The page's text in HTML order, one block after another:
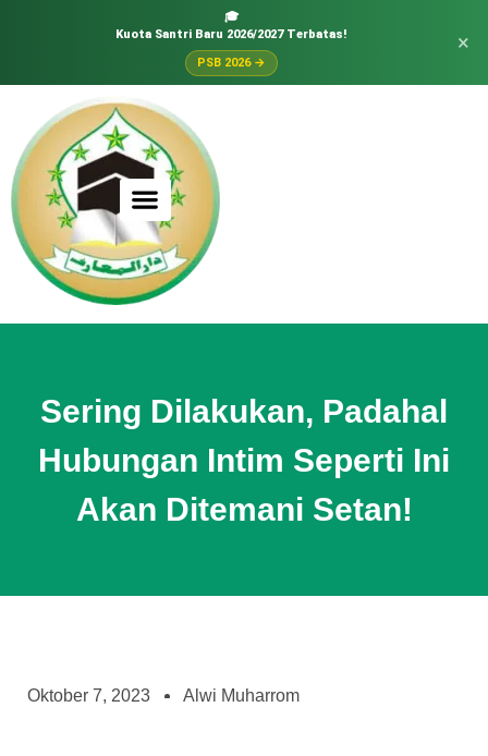
🎓
Kuota Santri Baru 2026/2027 Terbatas!
PSB 2026 →
×
Sering Dilakukan, Padahal
Hubungan Intim Seperti Ini
Akan Ditemani Setan!
Oktober 7, 2023 Alwi Muharrom